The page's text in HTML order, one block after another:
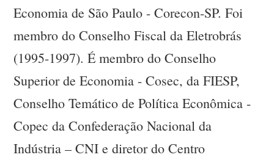
Economia de São Paulo - Corecon-SP. Foi
membro do Conselho Fiscal da Eletrobrás
(1995-1997). É membro do Conselho
Superior de Economia - Cosec, da FIESP,
Conselho Temático de Política Econômica -
Copec da Confederação Nacional da
Indústria – CNI e diretor do Centro